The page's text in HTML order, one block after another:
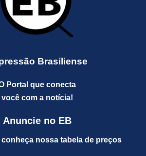
Brasiliense
Portal que conecta
você com a notícia!
Anuncie no EB
nossa tabela de preços